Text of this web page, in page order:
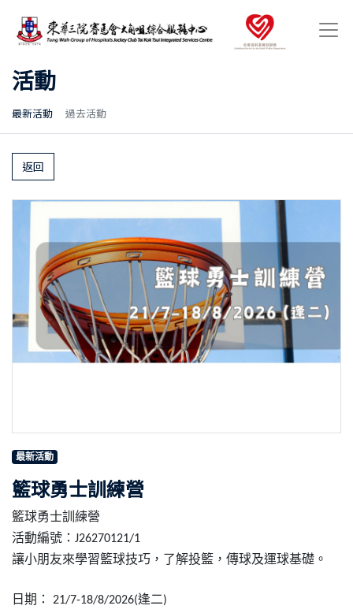
活動
最新活動 過去活動
返回
最新活動
籃球勇士訓練營
籃球勇士訓練營
活動編號： J26270121/1
讓小朋友來學習籃球技巧，了解投籃，傳球及運球基礎。
日期： 21/7-18/8/2026(逢二)